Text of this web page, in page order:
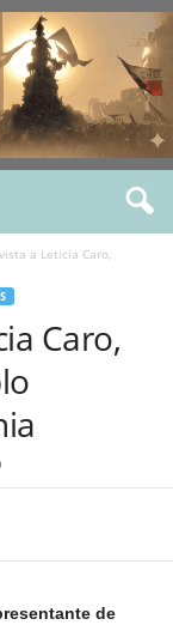
a Leticia Caro,
Caro,
de